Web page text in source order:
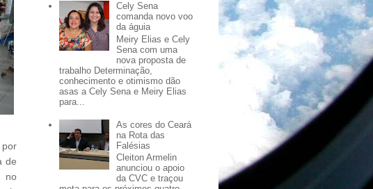
de
no
Cely Sena
comanda novo voo
da águia
Meiry Elias e Cely
Sena com uma
nova proposta de
trabalho Determinação,
conhecimento e otimismo dão
asas a Cely Sena e Meiry Elias
para...
As cores do Ceará
na Rota das
Falésias
Cleiton Armelin
anunciou o apoio
da CVC e traçou